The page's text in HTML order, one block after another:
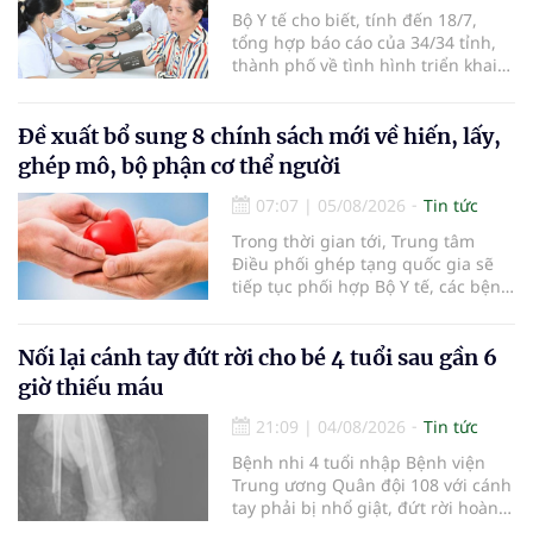
Bộ Y tế cho biết, tính đến 18/7,
tổng hợp báo cáo của 34/34 tỉnh,
thành phố về tình hình triển khai
nhận 32.286.360 người, chiếm gần
30% dân số cả nước đã được khám
sức khỏe định kỳ năm nay.
Đề xuất bổ sung 8 chính sách mới về hiến, lấy,
ghép mô, bộ phận cơ thể người
07:07 | 05/08/2026
Tin tức
Trong thời gian tới, Trung tâm
Điều phối ghép tạng quốc gia sẽ
tiếp tục phối hợp Bộ Y tế, các bệnh
cường truyền thông, hoàn thiện
quy trình chuyên môn và hệ thống
hiến và ghép mô tạng.
Nối lại cánh tay đứt rời cho bé 4 tuổi sau gần 6
giờ thiếu máu
21:09 | 04/08/2026
Tin tức
Bệnh nhi 4 tuổi nhập Bệnh viện
Trung ương Quân đội 108 với cánh
tay phải bị nhổ giật, đứt rời hoàn